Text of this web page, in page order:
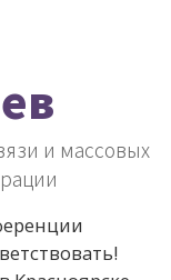
и массовых